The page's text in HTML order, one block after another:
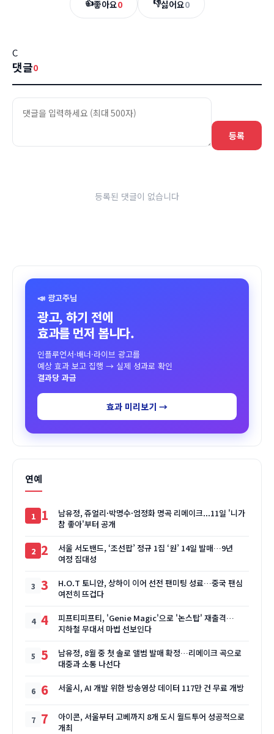
👍좋아요0 👎싫어요0
C
댓글0
등록
등록된 댓글이 없습니다
📣 광고주님
광고, 하기 전에
효과를 먼저 봅니다.
인플루언서·배너·라이브 광고를
예상 효과 보고 집행 → 실제 성과로 확인
결과당 과금
효과 미리보기 →
연예
1
남유정, 쥬얼리·박명수·엄정화 명곡 리메이크...11일 '니가
참 좋아'부터 공개
2
서울 서도밴드, ‘조선팝’ 정규 1집 ‘원’ 14일 발매…9년
여정 집대성
3
H.O.T 토니안, 상하이 이어 선전 팬미팅 성료…중국 팬심
여전히 뜨겁다
4
피프티피프티, 'Genie Magic'으로 '논스탑' 재출격…
지하철 무대서 마법 선보인다
5
남유정, 8월 중 첫 솔로 앨범 발매 확정…리메이크 곡으로
대중과 소통 나선다
6 서울시, AI 개발 위한 방송영상 데이터 117만 건 무료 개방
7
아이콘, 서울부터 고베까지 8개 도시 월드투어 성공적으로
개최